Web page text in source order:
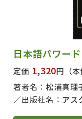
日本語パワー
定価 1,320円 （
著者名： 松浦真理
出版社名： アス